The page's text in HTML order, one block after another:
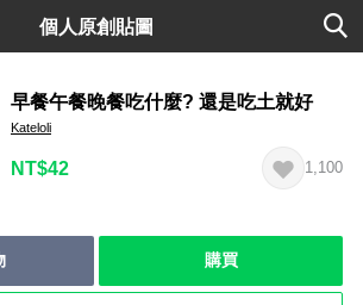
個人原創貼圖
早餐午餐晚餐吃什麼? 還是吃土就好
Kateloli
NT$42 1,100
購買